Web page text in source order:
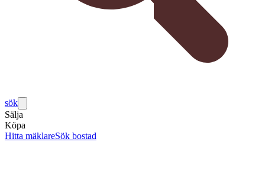
sök
Sälja
Köpa
Hitta mäklareSök bostad